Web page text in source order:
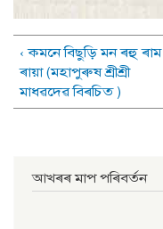
‹ কমনে বিছুড়ি মন ৰহু ৰাম
ৰায়া (মহাপুৰুষ শ্ৰীশ্ৰী
মাধৱদেৱ বিৰচিত )
আখৰৰ মাপ পৰিবৰ্তন